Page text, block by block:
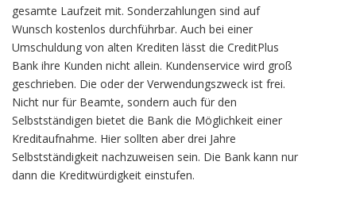
gesamte Laufzeit mit. Sonderzahlungen sind auf
Wunsch kostenlos durchführbar. Auch bei einer
Umschuldung von alten Krediten lässt die CreditPlus
Bank ihre Kunden nicht allein. Kundenservice wird groß
geschrieben. Die oder der Verwendungszweck ist frei.
Nicht nur für Beamte, sondern auch für den
Selbstständigen bietet die Bank die Möglichkeit einer
Kreditaufnahme. Hier sollten aber drei Jahre
Selbstständigkeit nachzuweisen sein. Die Bank kann nur
dann die Kreditwürdigkeit einstufen.